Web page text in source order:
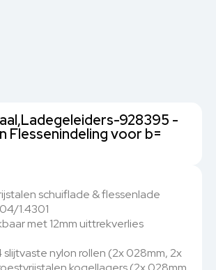
928395 -
Flessenindeling voor b=
schuiflade & flessenlade
1.4301
met 12mm uittrekverlies
nylon rollen (2x 028mm, 2x